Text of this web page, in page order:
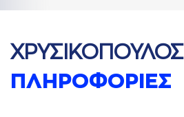
ΠΛΗΡΟΦΟΡΙΕΣ